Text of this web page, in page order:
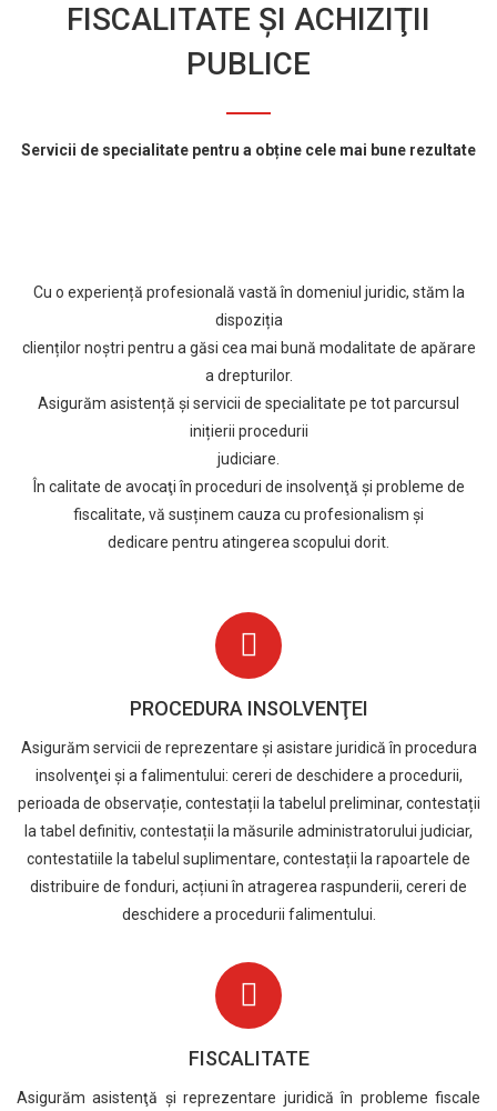
FISCALITATE ŞI ACHIZIŢII
PUBLICE
Servicii de specialitate pentru a obține cele mai bune rezultate
Cu o experiență profesională vastă în domeniul juridic, stăm la
dispoziția
clienților noştri pentru a găsi cea mai bună modalitate de apărare
a drepturilor.
Asigurăm asistență și servicii de specialitate pe tot parcursul
inițierii procedurii
judiciare.
În calitate de avocaţi în proceduri de insolvenţă şi probleme de
fiscalitate, vă susținem cauza cu profesionalism și
dedicare pentru atingerea scopului dorit.
PROCEDURA INSOLVENŢEI
Asigurăm servicii de reprezentare şi asistare juridică în procedura
insolvenţei şi a falimentului: cereri de deschidere a procedurii,
perioada de observație, contestații la tabelul preliminar, contestații
la tabel definitiv, contestații la măsurile administratorului judiciar,
contestatiile la tabelul suplimentare, contestații la rapoartele de
distribuire de fonduri, acțiuni în atragerea raspunderii, cereri de
deschidere a procedurii falimentului.
FISCALITATE
Asigurăm asistenţă şi reprezentare juridică în probleme fiscale